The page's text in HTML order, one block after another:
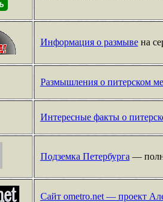
Информация о размывена
Размышления о питерском
Интересные факты о
Подземка Петербурга —
Сайт ometro.net — проект